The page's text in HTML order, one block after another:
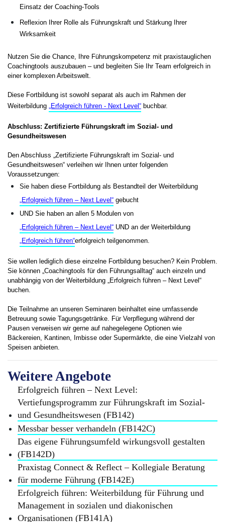
Einsatz der Coaching-Tools
Reflexion Ihrer Rolle als Führungskraft und Stärkung Ihrer
Wirksamkeit
Nutzen Sie die Chance, Ihre Führungskompetenz mit praxistauglichen
Coachingtools auszubauen – und begleiten Sie Ihr Team erfolgreich in
einer komplexen Arbeitswelt.
Diese Fortbildung ist sowohl separat als auch im Rahmen der
Weiterbildung „Erfolgreich führen - Next Level“ buchbar.
Abschluss: Zertifizierte Führungskraft im Sozial- und
Gesundheitswesen
Den Abschluss „Zertifizierte Führungskraft im Sozial- und
Gesundheitswesen“ verleihen wir Ihnen unter folgenden
Voraussetzungen:
Sie haben diese Fortbildung als Bestandteil der Weiterbildung
„Erfolgreich führen – Next Level“ gebucht
UND Sie haben an allen 5 Modulen von
„Erfolgreich führen – Next Level“ UND an der Weiterbildung
„Erfolgreich führen“erfolgreich teilgenommen.
Sie wollen lediglich diese einzelne Fortbildung besuchen? Kein Problem.
Sie können „Coachingtools für den Führungsalltag“ auch einzeln und
unabhängig von der Weiterbildung „Erfolgreich führen – Next Level“
buchen.
Die Teilnahme an unseren Seminaren beinhaltet eine umfassende
Betreuung sowie Tagungsgetränke. Für Verpflegung während der
Pausen verweisen wir gerne auf nahegelegene Optionen wie
Bäckereien, Kantinen, Imbisse oder Supermärkte, die eine Vielzahl von
Speisen anbieten.
Weitere Angebote
Erfolgreich führen – Next Level:
Vertiefungsprogramm zur Führungskraft im Sozial-
und Gesundheitswesen (FB142)
Messbar besser verhandeln (FB142C)
Das eigene Führungsumfeld wirkungsvoll gestalten
(FB142D)
Praxistag Connect & Reflect – Kollegiale Beratung
für moderne Führung (FB142E)
Erfolgreich führen: Weiterbildung für Führung und
Management in sozialen und diakonischen
Organisationen (FB141A)